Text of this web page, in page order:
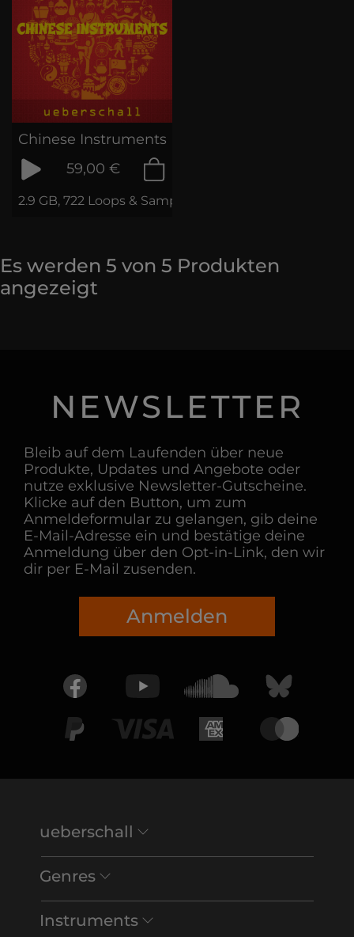
Chinese Instruments
59,00 €
2.9 GB, 722 Loops & Samples
Es werden 5 von 5 Produkten
angezeigt
NEWSLETTER
Bleib auf dem Laufenden über neue
Produkte, Updates und Angebote oder
nutze exklusive Newsletter-Gutscheine.
Klicke auf den Button, um zum
Anmeldeformular zu gelangen, gib deine
E-Mail-Adresse ein und bestätige deine
Anmeldung über den Opt-in-Link, den wir
dir per E-Mail zusenden.
Anmelden
ueberschall
Genres
Instruments